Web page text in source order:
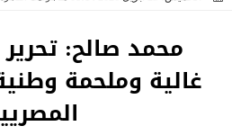
محمد صالح:
غالية وملحمة